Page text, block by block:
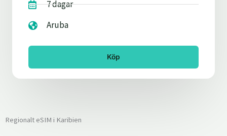
7 dagar
Aruba
Köp
Regionalt eSIM i Karibien